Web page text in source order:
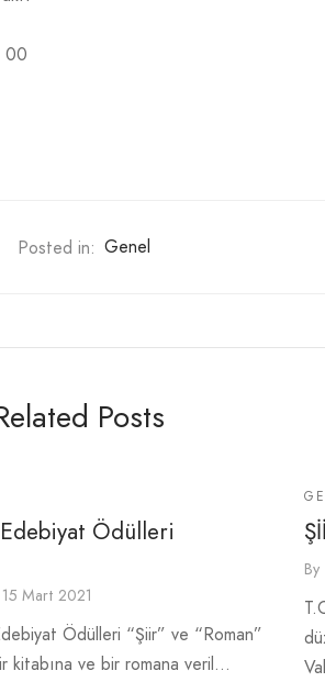
00
Posted in: Genel
Posts
Ödülleri
15 Mart 2021
Ödülleri “Şiir” ve “Roman”
kitabına ve bir romana veril…
By